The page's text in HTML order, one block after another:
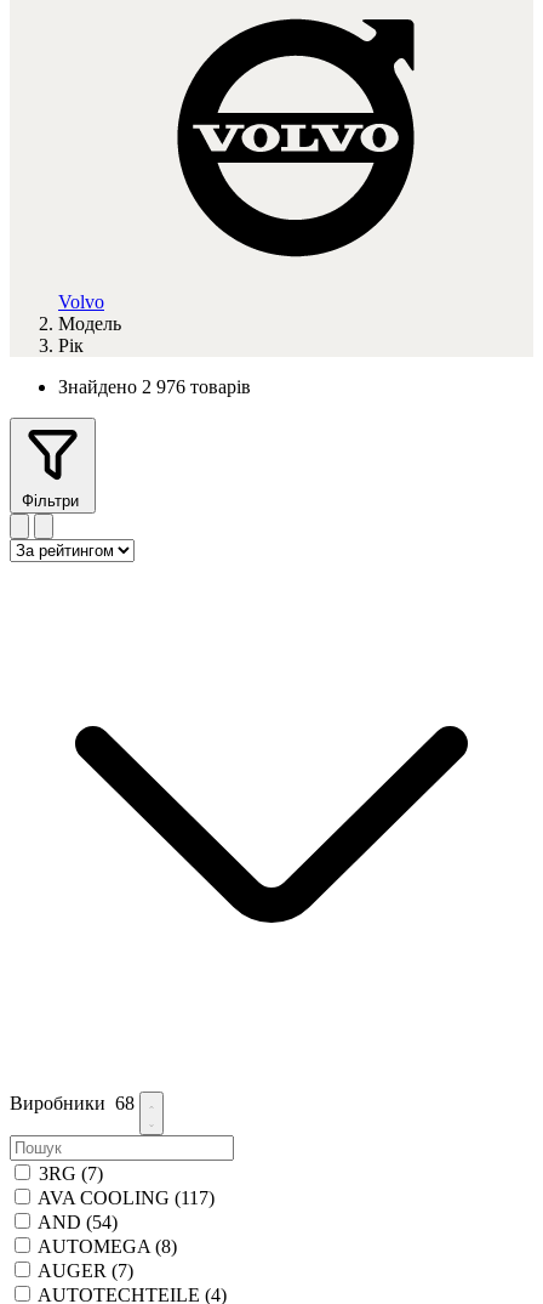
Volvo
Модель
Рік
Знайдено 2 976 товарів
Фільтри
Виробники 68
3RG (7)
AVA COOLING (117)
AND (54)
AUTOMEGA (8)
AUGER (7)
AUTOTECHTEILE (4)